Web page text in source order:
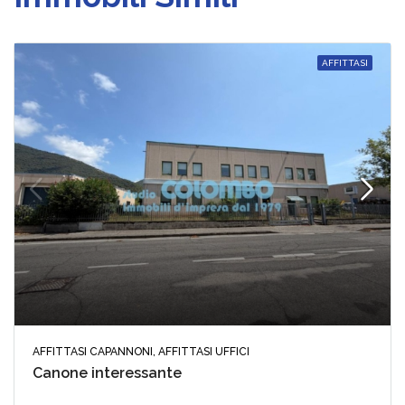
AFFITTASI
AFFITTASI CAPANNONI, AFFITTASI UFFICI
Canone interessante